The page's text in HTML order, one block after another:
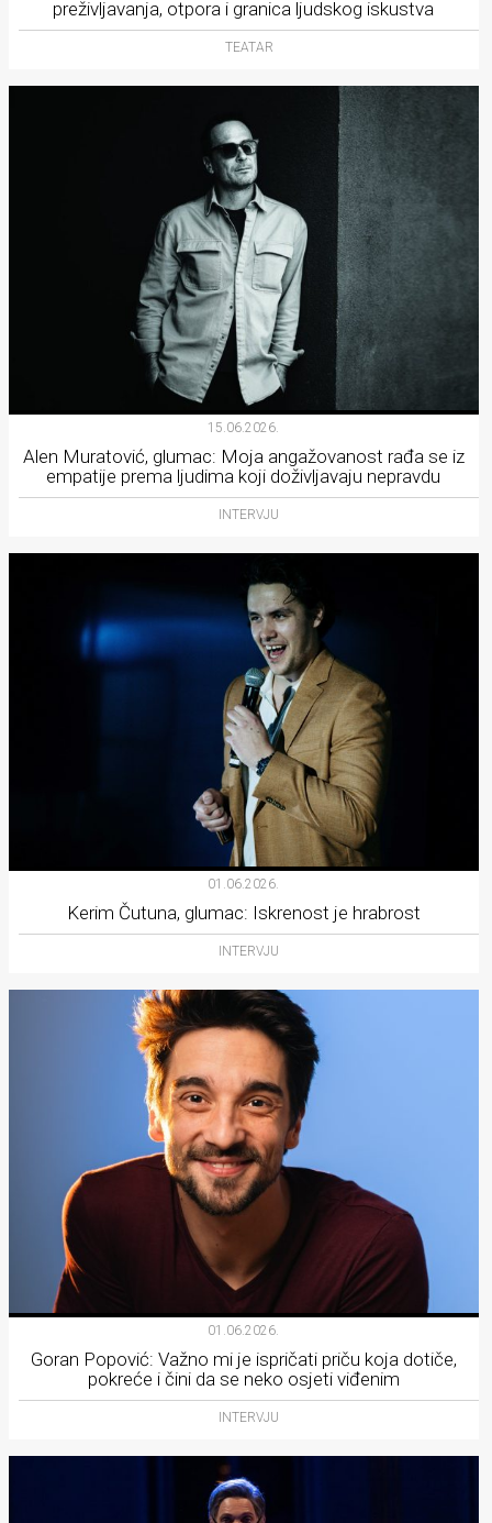
preživljavanja, otpora i granica ljudskog iskustva
TEATAR
15.06.2026.
Alen Muratović, glumac: Moja angažovanost rađa se iz
empatije prema ljudima koji doživljavaju nepravdu
INTERVJU
01.06.2026.
Kerim Čutuna, glumac: Iskrenost je hrabrost
INTERVJU
01.06.2026.
Goran Popović: Važno mi je ispričati priču koja dotiče,
pokreće i čini da se neko osjeti viđenim
INTERVJU